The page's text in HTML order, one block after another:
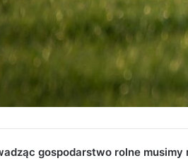
gospodarstwo rolne